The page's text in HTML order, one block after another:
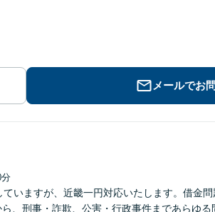
メールでお
いますが、近畿一円対応いたします。借金
、刑事・詐欺、公害・行政事件まであらゆる